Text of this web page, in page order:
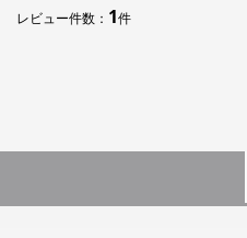
レビュー件数： 1件